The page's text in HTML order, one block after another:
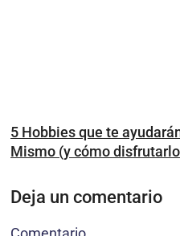
5 Hobbies que te
Mismo (y cómo
Deja un comentario